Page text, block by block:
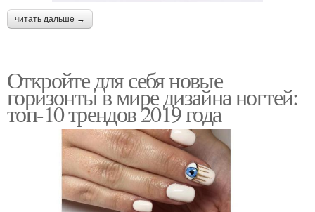
читать дальше →
Откройте для себя новые
горизонты в мире дизайна ногтей:
топ-10 трендов 2019 года